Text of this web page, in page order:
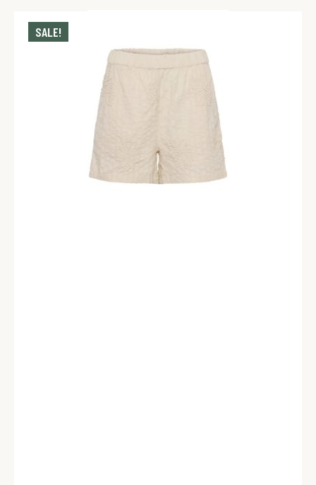
SALE!